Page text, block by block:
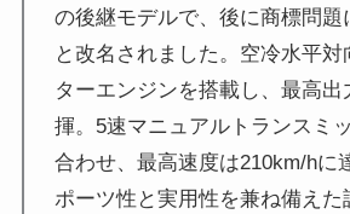
の後継モデルで、後に商標問題
と改名されました。空冷水平対
ターエンジンを搭載し、最高出
揮。5速マニュアルトランスミ
合わせ、最高速度は210km/hに
ポーツ性と実用性を兼ね備えた